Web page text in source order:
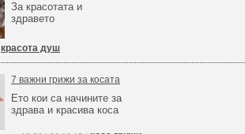
За красотата и
здравето
красота душ
7 важни грижи за косата
Ето кои са начините за
здрава и красива коса